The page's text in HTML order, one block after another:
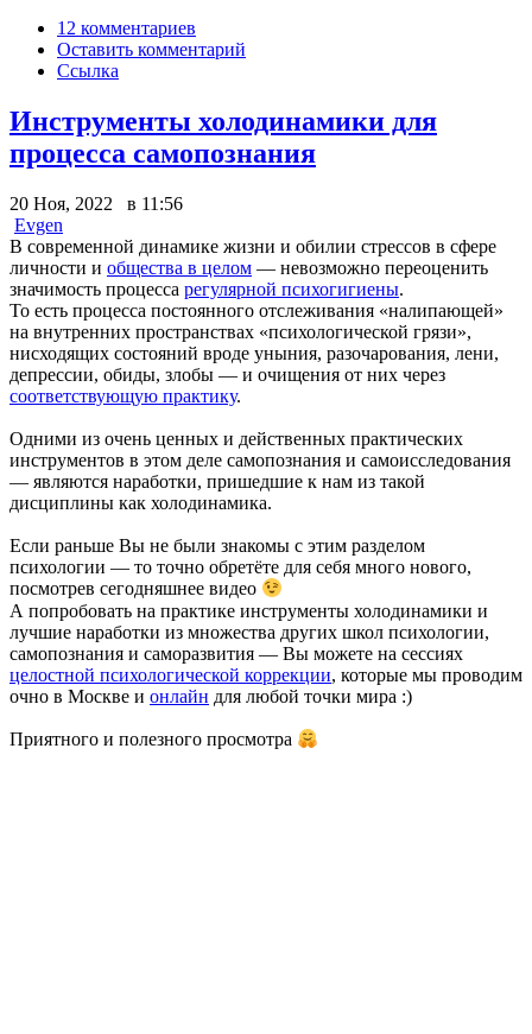
12 комментариев
Оставить комментарий
Ссылка
Инструменты холодинамики для
процесса самопознания
20 Ноя, 2022 в 11:56
Evgen
В современной динамике жизни и обилии стрессов в сфере
личности и общества в целом — невозможно переоценить
значимость процесса регулярной психогигиены.
То есть процесса постоянного отслеживания «налипающей»
на внутренних пространствах «психологической грязи»,
нисходящих состояний вроде уныния, разочарования, лени,
депрессии, обиды, злобы — и очищения от них через
соответствующую практику.
Одними из очень ценных и действенных практических
инструментов в этом деле самопознания и самоисследования
— являются наработки, пришедшие к нам из такой
дисциплины как холодинамика.
Если раньше Вы не были знакомы с этим разделом
психологии — то точно обретёте для себя много нового,
посмотрев сегодняшнее видео
А попробовать на практике инструменты холодинамики и
лучшие наработки из множества других школ психологии,
самопознания и саморазвития — Вы можете на сессиях
целостной психологической коррекции, которые мы проводим
очно в Москве и онлайн для любой точки мира :)
Приятного и полезного просмотра